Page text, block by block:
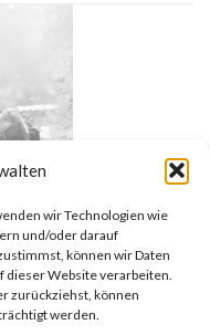
wir Technologien wie
und/oder darauf
können wir Daten
dieser Website verarbeiten.
zurückziehst, können
werden.